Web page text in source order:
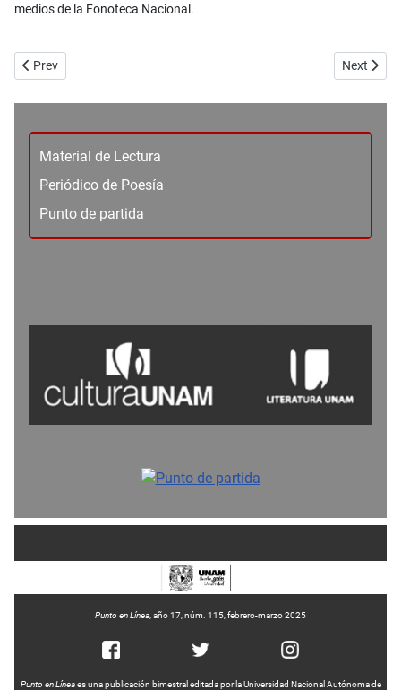
Material de Lectura
Periódico de Poesía
Punto de partida
medios de la Fonoteca Nacional.
Previous article: No. 85-86 - Vivir el enciero - Cuento - Sexto día -
Prev Next
Next
Punto en Línea , año 17, núm. 115, febrero-marzo 2025
Punto en Líneaes una publicación bimestral editada por la Universidad Nacional Autónoma de